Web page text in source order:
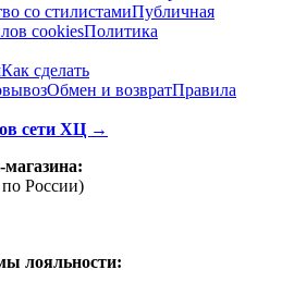
со стилистамиПубличная
cookiesПолитика
Как сделать
Обмен и возвратПравила
сети ХЦ →
России)
лояльности: